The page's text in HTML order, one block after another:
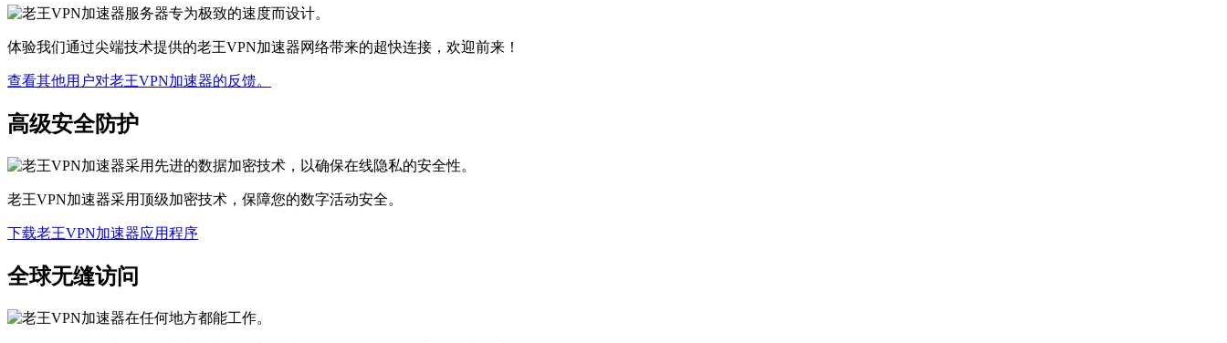
体验我们通过尖端技术提供的老王VPN加速器网络带来的超快连接，欢迎前来！
查看其他用户对老王VPN加速器的反馈。
高级安全防护
老王VPN加速器采用顶级加密技术，保障您的数字活动安全。
下载老王VPN加速器应用程序
全球无缝访问